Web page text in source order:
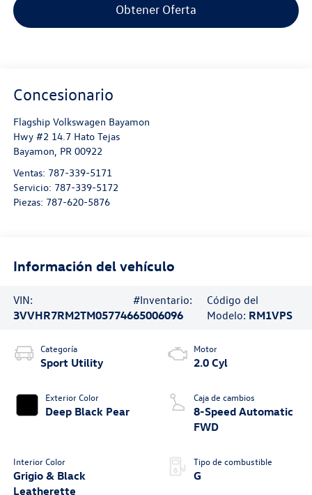
Obtener Oferta
Concesionario
Flagship Volkswagen Bayamon
Hwy #2 14.7 Hato Tejas
Bayamon, PR 00922
Ventas: 787-339-5171
Servicio: 787-339-5172
Piezas: 787-620-5876
Información del vehículo
VIN:
3VVHR7RM2TM057746
#Inventario:
65006096
Código del
Modelo: RM1VPS
Categoría
Sport Utility
Exterior Color
Deep Black Pear
Interior Color
Grigio & Black
Leatherette
Motor
2.0 Cyl
Caja de cambios
8-Speed Automatic
FWD
Tipo de combustible
G